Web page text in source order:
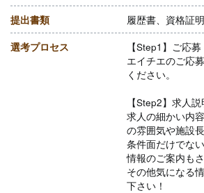
提出書類 履歴書、資格証
選考プロセス
【Step1】ご応募
エイチエのご応
ください。
【Step2】求人説
求人の細かい内
の雰囲気や施設
条件面だけでな
情報のご案内も
その他気になる
下さい！